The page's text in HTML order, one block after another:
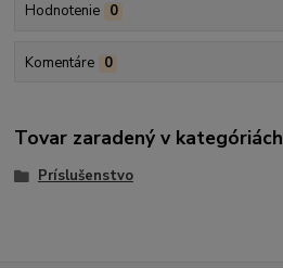
Hodnotenie 0
Komentáre 0
Tovar zaradený v kategóriách
Príslušenstvo